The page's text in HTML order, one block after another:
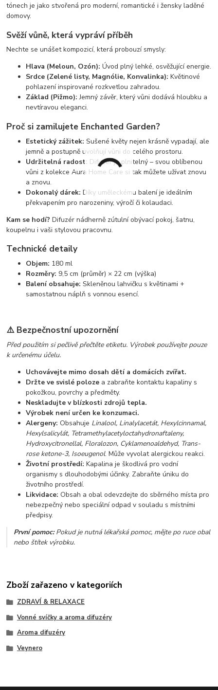
tónech je jako stvořená pro moderní, romantické i žensky laděné
domovy.
Svěží vůně, která vypráví příběh
Nechte se unášet kompozicí, která probouzí smysly:
Hlava (Meloun, Ozón): Úvod plný lehké, osvěžující energie.
Srdce (Zelené listy, Magnólie, Konvalinka): Květinové
pohlazení inspirované rozkvetlou zahradou.
Základ (Pižmo): Jemný závěr, který vůni dodává hloubku a
nevtíravou eleganci.
Proč si zamilujete Enchanted Garden?
Estetický zážitek: Sušené květy nejen krásně vypadají, ale
jemně a postupně uvolňují vůni do celého prostoru.
Udržitelná radost: Difuzér je plnitelný – svou oblíbenou
vůni z kolekce Aura Home Care si tak můžete užívat znovu
a znovu.
Dokonalý dárek: Díky uměleckému balení je ideálním
překvapením pro narozeniny, výročí či kolaudaci.
Kam se hodí? Difuzér nádherně zútulní obývací pokoj, šatnu,
koupelnu i vaši stylovou pracovnu.
Technické detaily
Objem: 180 ml
Rozměry: 9,5 cm (průměr) × 22 cm (výška)
Balení obsahuje: Skleněnou lahvičku s květinami +
samostatnou náplň s vonnou esencí.
⚠️ Bezpečnostní upozornění
Před použitím si pečlivě přečtěte etiketu. Výrobek používejte pouze
k určenému účelu.
Uchovávejte mimo dosah dětí a domácích zvířat.
Držte ve svislé poloze a zabraňte kontaktu kapaliny s
pokožkou, povrchy a předměty.
Neskladujte v blízkosti zdrojů tepla.
Výrobek není určen ke konzumaci.
Alergeny: Obsahuje Linalool, Linalylacetát, Hexylcinnamal,
Hexylsalicylát, Tetramethylacetyloctahydronaftaleny,
Hydroxycitronellal, Floralozon, Cyklamenoaldehyd, Trans-
rose ketone-3, Isoeugenol. Může vyvolat alergickou reakci.
Životní prostředí: Kapalina je škodlivá pro vodní
organismy s dlouhodobými účinky. Zabraňte úniku do
životního prostředí.
Likvidace: Obsah a obal odevzdejte do sběrného místa pro
nebezpečný nebo speciální odpad v souladu s místními
předpisy.
První pomoc:Pokud je nutná lékařská pomoc, mějte po ruce obal
nebo štítek výrobku.
Zboží zařazeno v kategoriích
ZDRAVÍ & RELAXACE
Vonné svíčky a aroma difuzéry
Aroma difuzéry
Veynero